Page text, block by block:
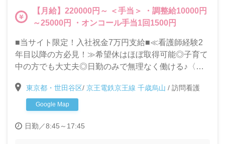
【月給】220000円～ ＜手当＞ ・調整給10000円
～25000円 ・オンコール手当1回1500円
■当サイト限定！入社祝金7万円支給■≪看護師経験2
年目以降の方必見！≫希望休はほぼ取得可能◎子育て
中の方でも大丈夫◎日勤のみで無理なく働ける♪〈賞
東京都・世田谷区/ 京王電鉄京王線 千歳烏山 / 訪問看護
Google Map
日勤／8:45～17:45